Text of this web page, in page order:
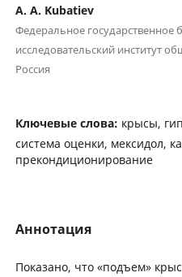
A. A. Kubatiev
Федеральное
исследовательский институт
Россия
Ключевые слова: крысы,
система оценки, мексидол,
прекондиционирование
Аннотация
Показано, что «подъем»